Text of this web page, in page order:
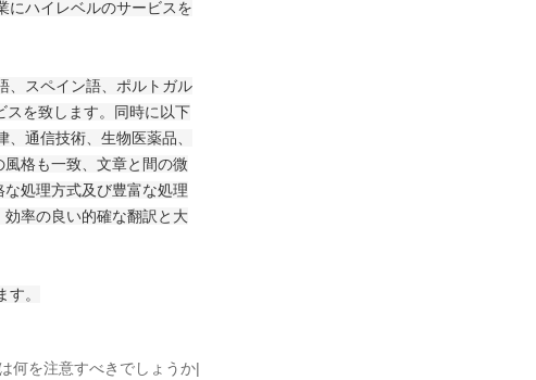
ハイレベルのサービスを
スペイン語、ポルトガル
スを致します。同時に以下
通信技術、生物医薬品、
格も一致、文章と間の微
処理方式及び豊富な処理
率の良い的確な翻訳と大
。
何を注意すべきでしょうか|